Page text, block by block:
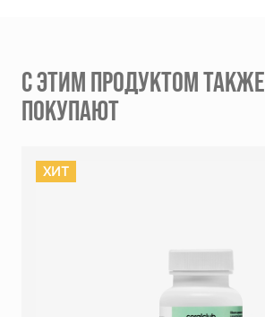
С ЭТИМ ПРОДУКТОМ ТАКЖЕ
ПОКУПАЮТ
ХИТ